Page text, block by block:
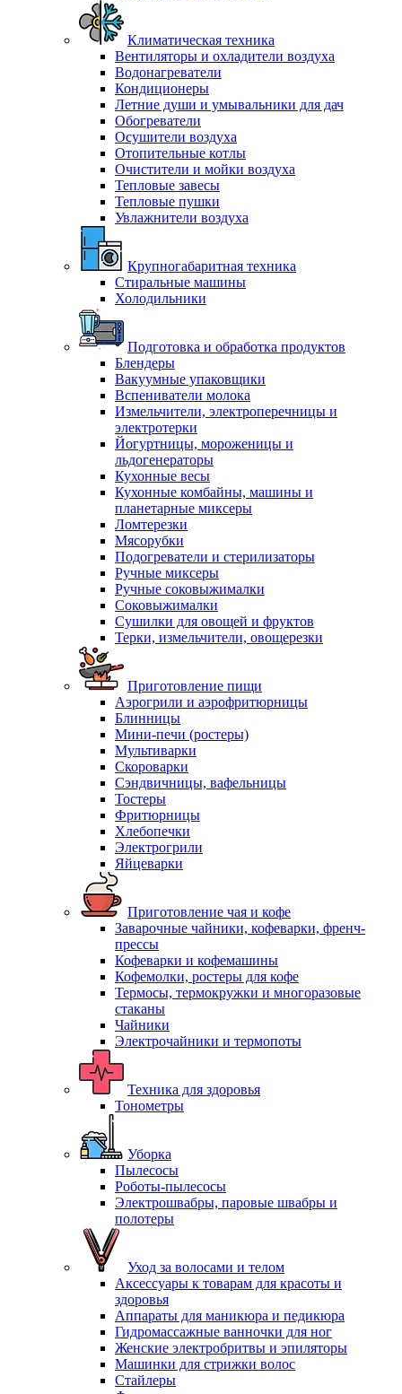
Климатическая техника
Вентиляторы и охладители воздуха
Водонагреватели
Кондиционеры
Летние души и умывальники для дач
Обогреватели
Осушители воздуха
Отопительные котлы
Очистители и мойки воздуха
Тепловые завесы
Тепловые пушки
Увлажнители воздуха
Крупногабаритная техника
Стиральные машины
Холодильники
Подготовка и обработка продуктов
Блендеры
Вакуумные упаковщики
Вспениватели молока
Измельчители, электроперечницы и
электротерки
Йогуртницы, мороженицы и
льдогенераторы
Кухонные весы
Кухонные комбайны, машины и
планетарные миксеры
Ломтерезки
Мясорубки
Подогреватели и стерилизаторы
Ручные миксеры
Ручные соковыжималки
Соковыжималки
Сушилки для овощей и фруктов
Терки, измельчители, овощерезки
Приготовление пищи
Аэрогрили и аэрофритюрницы
Блинницы
Мини-печи (ростеры)
Мультиварки
Скороварки
Сэндвичницы, вафельницы
Тостеры
Фритюрницы
Хлебопечки
Электрогрили
Яйцеварки
Приготовление чая и кофе
Заварочные чайники, кофеварки, френч-
прессы
Кофеварки и кофемашины
Кофемолки, ростеры для кофе
Термосы, термокружки и многоразовые
стаканы
Чайники
Электрочайники и термопоты
Техника для здоровья
Тонометры
Уборка
Пылесосы
Роботы-пылесосы
Электрошвабры, паровые швабры и
полотеры
Уход за волосами и телом
Аксессуары к товарам для красоты и
здоровья
Аппараты для маникюра и педикюра
Гидромассажные ванночки для ног
Женские электробритвы и эпиляторы
Машинки для стрижки волос
Стайлеры